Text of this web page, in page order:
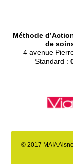
Méthode
de
4 avenue
Standard :
© 2017 MAIA